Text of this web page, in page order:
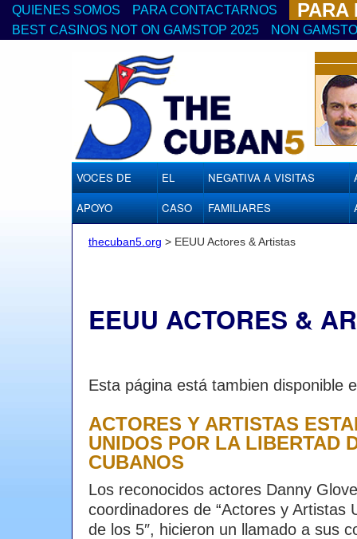
QUIENES SOMOS PARA CONTACTARNOS PARA
BEST CASINOS NOT ON GAMSTOP 2025 NON
VOCES DE
APOYO
EL
CASO
NEGATIVA A VISITAS
FAMILIARES
thecuban5.org > EEUU Actores & Artistas
EEUU ACTORES &
Esta página está tambien disponible
ACTORES Y ARTISTAS
UNIDOS POR LA LIBERTAD
CUBANOS
Los reconocidos actores Danny
coordinadores de “Actores y Artistas
de los 5″, hicieron un llamado a sus